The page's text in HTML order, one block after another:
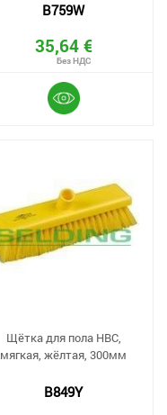
B759W
35,64 €
Щётка для пола HBC,
мягкая, жёлтая, 300мм
B849Y